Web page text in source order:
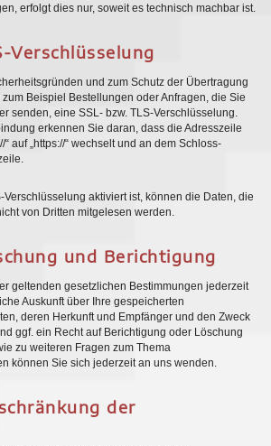
erfolgt dies nur, soweit es technisch machbar ist.
Verschlüsselung
und zum Schutz der Übertragung
Beispiel Bestellungen oder Anfragen, die Sie
senden, eine SSL- bzw. TLS-Verschlüsselung.
erkennen Sie daran, dass die Adresszeile
auf „https://“ wechselt und an dem Schloss-
Verschlüsselung aktiviert ist, können die Daten, die
von Dritten mitgelesen werden.
und Berichtigung
geltenden gesetzlichen Bestimmungen jederzeit
Auskunft über Ihre gespeicherten
deren Herkunft und Empfänger und den Zweck
ggf. ein Recht auf Berichtigung oder Löschung
zu weiteren Fragen zum Thema
können Sie sich jederzeit an uns wenden.
der